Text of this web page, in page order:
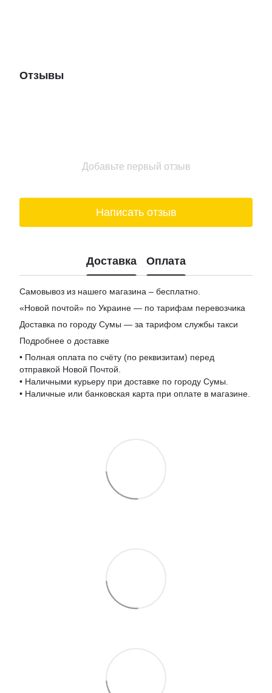
Отзывы
Добавьте первый отзыв
Написать отзыв
Доставка Оплата
Самовывоз из нашего магазина – бесплатно.
«Новой почтой» по Украине — по тарифам перевозчика
Доставка по городу Сумы — за тарифом службы такси
Подробнее о доставке
• Полная оплата по счёту (по реквизитам) перед
отправкой Новой Почтой.
• Наличными курьеру при доставке по городу Сумы.
• Наличные или банковская карта при оплате в магазине.